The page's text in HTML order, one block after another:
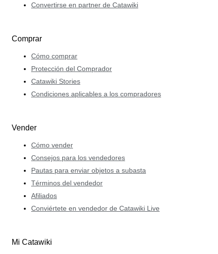
Convertirse en partner de Catawiki
Comprar
Cómo comprar
Protección del Comprador
Catawiki Stories
Condiciones aplicables a los compradores
Vender
Cómo vender
Consejos para los vendedores
Pautas para enviar objetos a subasta
Términos del vendedor
Afiliados
Conviértete en vendedor de Catawiki Live
Mi Catawiki